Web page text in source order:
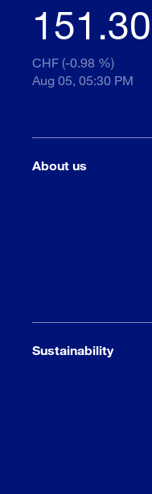
151.30
CHF (-0.98 %)
Aug 05, 05:30 PM
About us
Sustainability